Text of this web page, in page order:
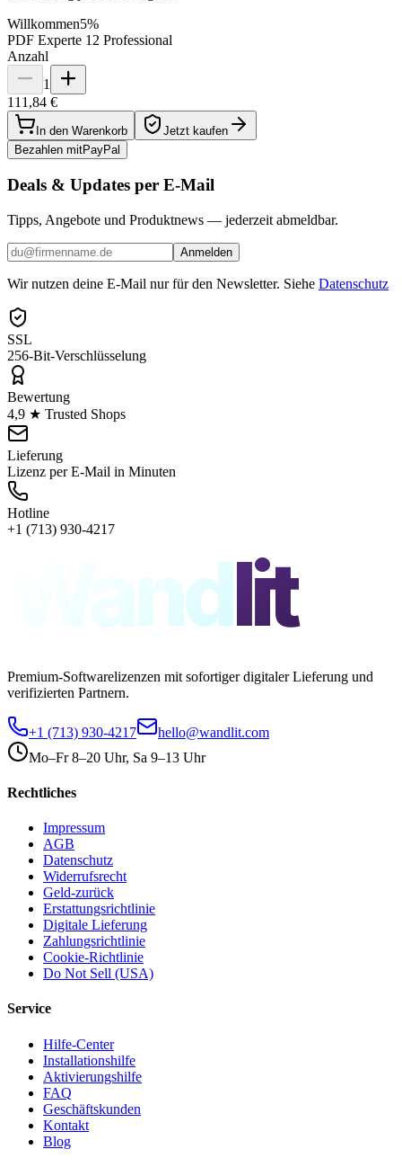
Willkommen5%
PDF Experte 12 Professional
Anzahl
1
111,84 €
In den Warenkorb
Jetzt kaufen
Bezahlen mitPayPal
Deals & Updates per E-Mail
Tipps, Angebote und Produktnews — jederzeit abmeldbar.
Anmelden
Wir nutzen deine E-Mail nur für den Newsletter. Siehe Datenschutz
SSL
256-Bit-Verschlüsselung
Bewertung
4,9 ★ Trusted Shops
Lieferung
Lizenz per E-Mail in Minuten
Hotline
+1 (713) 930-4217
Wandlit
Premium-Softwarelizenzen mit sofortiger digitaler Lieferung und
verifizierten Partnern.
+1 (713) 930-4217
hello@wandlit.com
Mo–Fr 8–20 Uhr, Sa 9–13 Uhr
Rechtliches
Impressum
AGB
Datenschutz
Widerrufsrecht
Geld-zurück
Erstattungsrichtlinie
Digitale Lieferung
Zahlungsrichtlinie
Cookie-Richtlinie
Do Not Sell (USA)
Service
Hilfe-Center
Installationshilfe
Aktivierungshilfe
FAQ
Geschäftskunden
Kontakt
Blog